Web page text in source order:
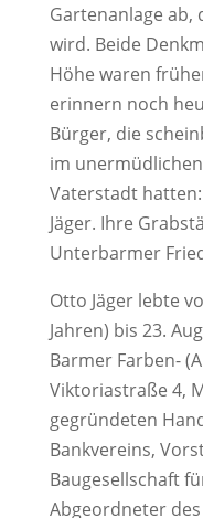
Gartenanlage ab,
wird. Beide
Höhe waren
erinnern noch
Bürger, die
im
Vaterstadt
Jäger. Ihre
Unterbarmer
Otto Jäger lebte
Jahren) bis 23.
Barmer Farben-
Viktoriastraße 4,
gegründeten
Bankvereins,
Baugesellschaft
Abgeordneter